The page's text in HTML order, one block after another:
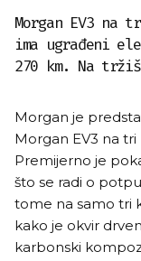
Morgan EV3
ima ugrađeni
270 km. Na
Morgan je
Morgan EV3 na
Premijerno je
što se radi o
tome na samo tri
kako je okvir
karbonski